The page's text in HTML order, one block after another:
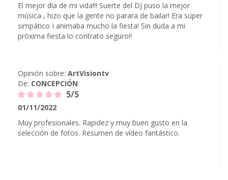
El mejor día de mi vida!!! Suerte del DJ puso la mejor
música , hizo que la gente no parara de bailar! Era súper
simpático I animaba mucho la fiesta! Sin duda a mi
próxima fiesta lo contrato seguro!!
Opinión sobre: ArtVisiontv
De: CONCEPCIÓN
5/5
01/11/2022
Muy profesionales. Rapidez y muy buen gusto en la
selección de fotos. Resumen de vídeo fantástico.